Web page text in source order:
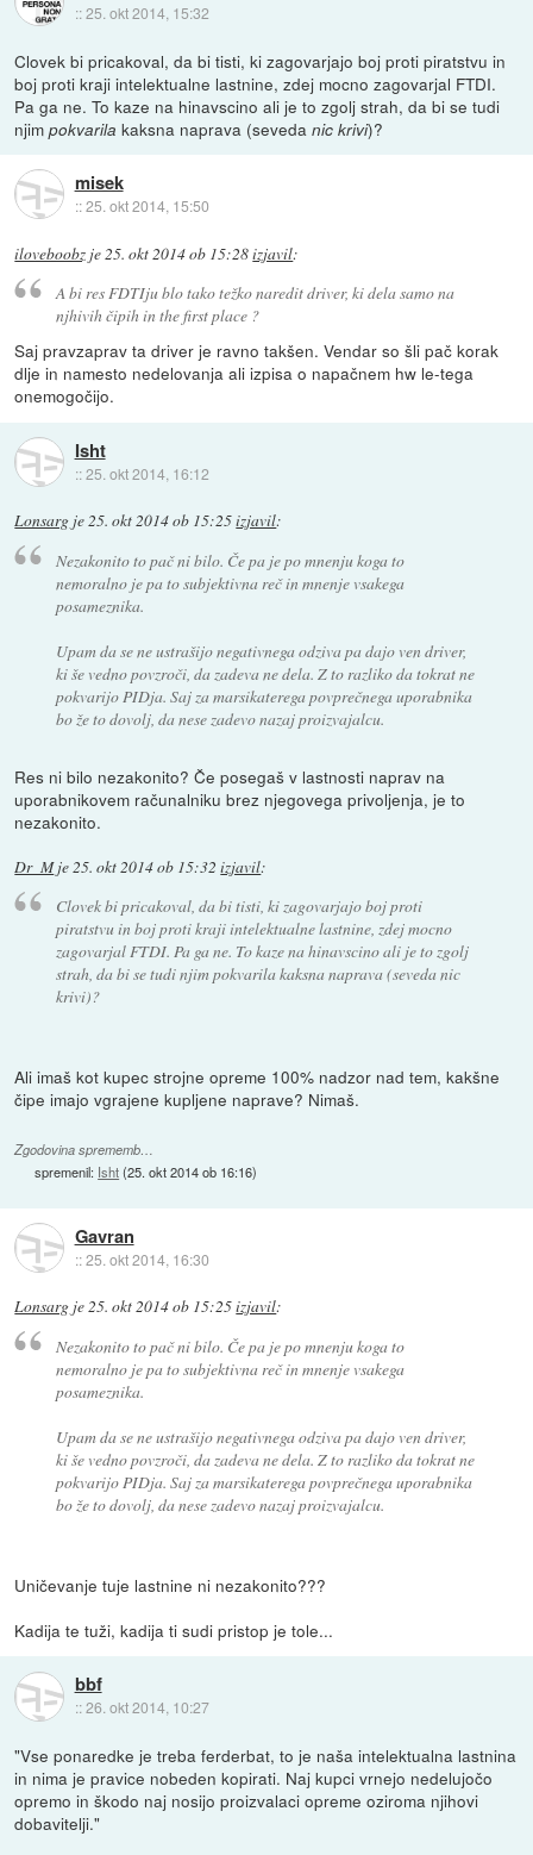
::25. okt 2014, 15:32
Clovek bi pricakoval, da bi tisti, ki zagovarjajo boj proti piratstvu in
boj proti kraji intelektualne lastnine, zdej mocno zagovarjal FTDI.
Pa ga ne. To kaze na hinavscino ali je to zgolj strah, da bi se tudi
njimpokvarila kaksna naprava (sevedanic krivi)?
misek
::25. okt 2014, 15:50
iloveboobz je25. okt 2014 ob 15:28izjavil:
A bi res FDTIju blo tako težko naredit driver, ki dela samo na
njhivih čipih in the first place ?
Saj pravzaprav ta driver je ravno takšen. Vendar so šli pač korak
dlje in namesto nedelovanja ali izpisa o napačnem hw le-tega
onemogočijo.
Isht
::25. okt 2014, 16:12
Lonsarg je25. okt 2014 ob 15:25izjavil:
Nezakonito to pač ni bilo. Če pa je po mnenju koga to
nemoralno je pa to subjektivna reč in mnenje vsakega
posameznika.
Upam da se ne ustrašijo negativnega odziva pa dajo ven driver,
ki še vedno povzroči, da zadeva ne dela. Z to razliko da tokrat ne
pokvarijo PIDja. Saj za marsikaterega povprečnega uporabnika
bo že to dovolj, da nese zadevo nazaj proizvajalcu.
Res ni bilo nezakonito? Če posegaš v lastnosti naprav na
uporabnikovem računalniku brez njegovega privoljenja, je to
nezakonito.
Dr_Mje25. okt 2014 ob 15:32 izjavil:
Clovek bi pricakoval, da bi tisti, ki zagovarjajo boj proti
piratstvu in boj proti kraji intelektualne lastnine, zdej mocno
zagovarjal FTDI. Pa ga ne. To kaze na hinavscino ali je to zgolj
strah, da bi se tudi njimpokvarilakaksna naprava (sevedanic
krivi)?
Ali imaš kot kupec strojne opreme 100% nadzor nad tem, kakšne
čipe imajo vgrajene kupljene naprave? Nimaš.
Zgodovina sprememb…
spremenil: Isht(25. okt 2014 ob 16:16)
Gavran
::25. okt 2014, 16:30
Lonsarg je25. okt 2014 ob 15:25izjavil:
Nezakonito to pač ni bilo. Če pa je po mnenju koga to
nemoralno je pa to subjektivna reč in mnenje vsakega
posameznika.
Upam da se ne ustrašijo negativnega odziva pa dajo ven driver,
ki še vedno povzroči, da zadeva ne dela. Z to razliko da tokrat ne
pokvarijo PIDja. Saj za marsikaterega povprečnega uporabnika
bo že to dovolj, da nese zadevo nazaj proizvajalcu.
Uničevanje tuje lastnine ni nezakonito???
Kadija te tuži, kadija ti sudi pristop je tole...
bbf
::26. okt 2014, 10:27
"Vse ponaredke je treba ferderbat, to je naša intelektualna lastnina
in nima je pravice nobeden kopirati. Naj kupci vrnejo nedelujočo
opremo in škodo naj nosijo proizvalaci opreme oziroma njihovi
dobavitelji."